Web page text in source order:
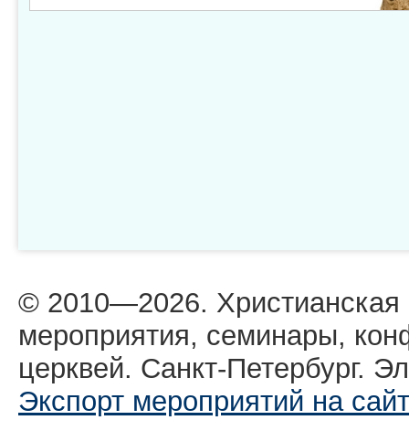
© 2010—2026.
мероприятия, семинары,
церквей. Санкт-Петербург.
Экспорт мероприятий на сайт